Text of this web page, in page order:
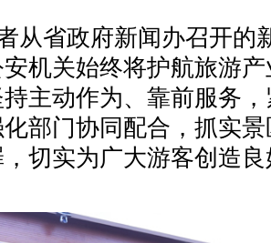
从省政府新闻办召开的
机关始终将护航旅游
主动作为、靠前服务
部门协同配合，抓实
切实为广大游客创造